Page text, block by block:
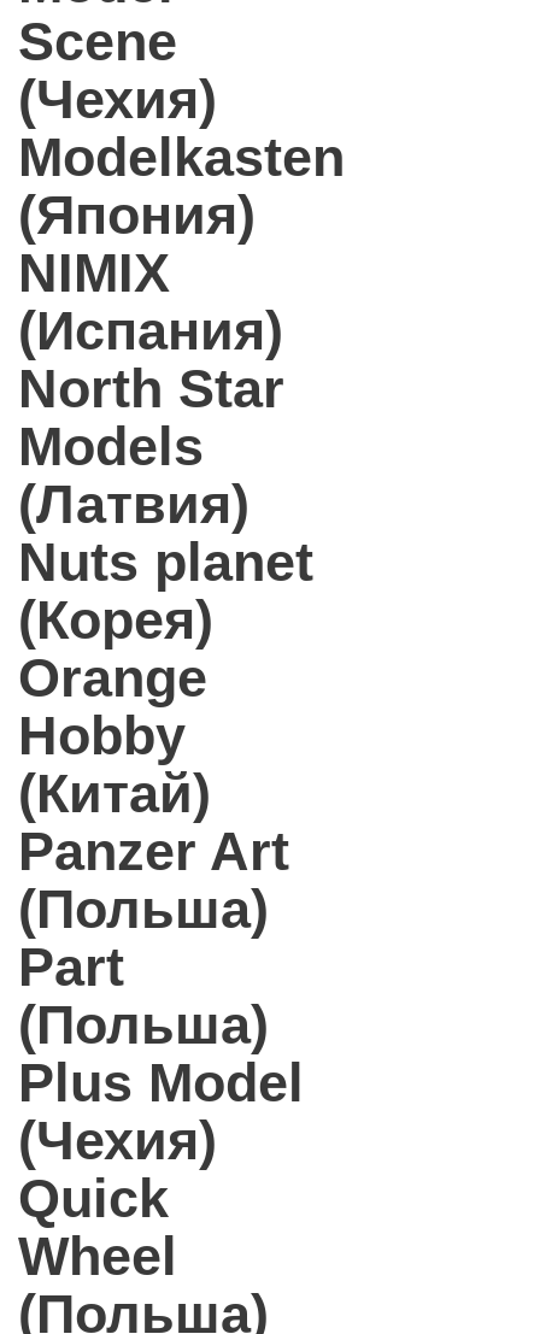
Scene
(Чехия)
Modelkasten
(Япония)
NIMIX
(Испания)
North Star
Models
(Латвия)
Nuts planet
(Корея)
Orange
Hobby
(Китай)
Panzer Art
(Польша)
Part
(Польша)
Plus Model
(Чехия)
Quick
Wheel
(Польша)